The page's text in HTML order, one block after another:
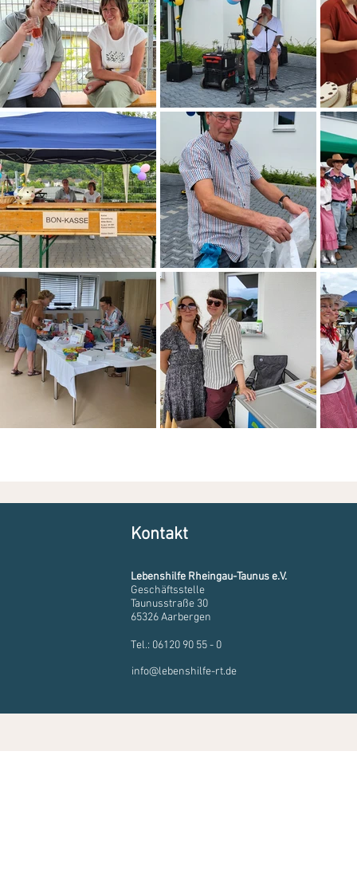
Kontakt
Lebenshilfe Rheingau-Taunus e.V.
Geschäftsstelle
Taunusstraße 30
65326 Aarbergen
Tel.: 06120 90 55 - 0
info@lebenshilfe-rt.de